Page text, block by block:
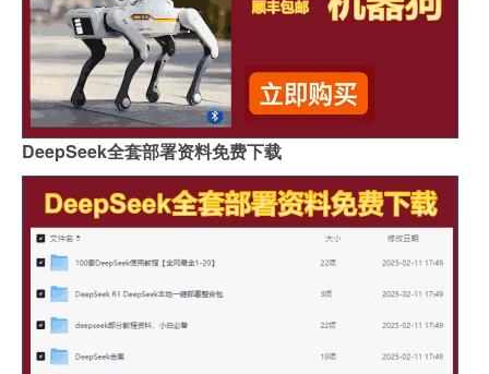
DeepSeek全套部署资料免费下载